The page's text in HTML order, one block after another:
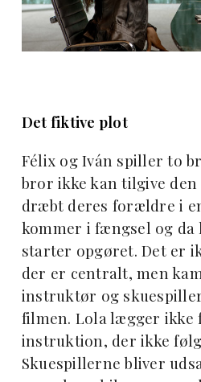
Det fiktive plot
Félix og Iván spiller to
bror ikke kan tilgive den
dræbt deres forældre i
kommer i fængsel og da
starter opgøret. Det er
der er centralt, men
instruktør og
filmen. Lola lægger ikke
instruktion, der ikke
Skuespillerne bliver